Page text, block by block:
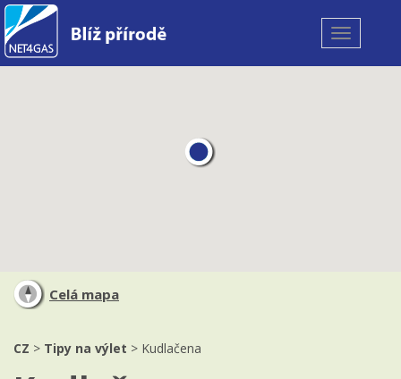
Toggle
navigation
Celá mapa
CZ > Tipy na výlet > Kudlačena